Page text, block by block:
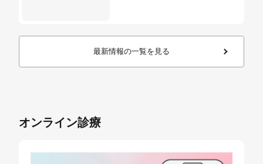
最新情報の一覧を見る
オンライン診療